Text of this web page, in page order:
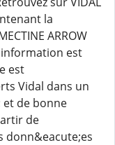
la
ARROW
information est
est
Vidal dans un
de bonne
de
donn&eacute;es